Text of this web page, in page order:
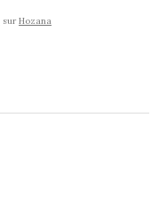
surHozana